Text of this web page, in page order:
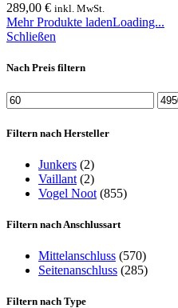
289,00 € inkl. MwSt.
Mehr Produkte ladenLoading...
Schließen
Nach Preis filtern
Filtern nach Hersteller
Junkers (2)
Vaillant (2)
Vogel Noot (855)
Filtern nach Anschlussart
Mittelanschluss (570)
Seitenanschluss (285)
Filtern nach Type